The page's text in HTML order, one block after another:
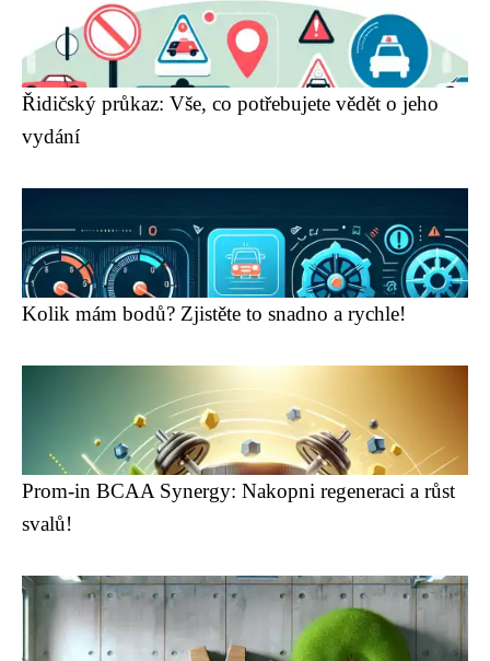
Řidičský průkaz: Vše, co potřebujete vědět o jeho
vydání
Kolik mám bodů? Zjistěte to snadno a rychle!
Prom-in BCAA Synergy: Nakopni regeneraci a růst
svalů!